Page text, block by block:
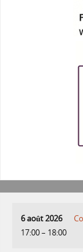
6 août 2026
17:00– 18:00